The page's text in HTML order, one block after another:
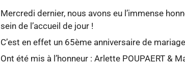
Mercredi dernier, nous avons eu l’immense
sein de l’accueil de jour !
C’est en effet un 65ème anniversaire de
Ont été mis à l’honneur : Arlette POUPAERT &